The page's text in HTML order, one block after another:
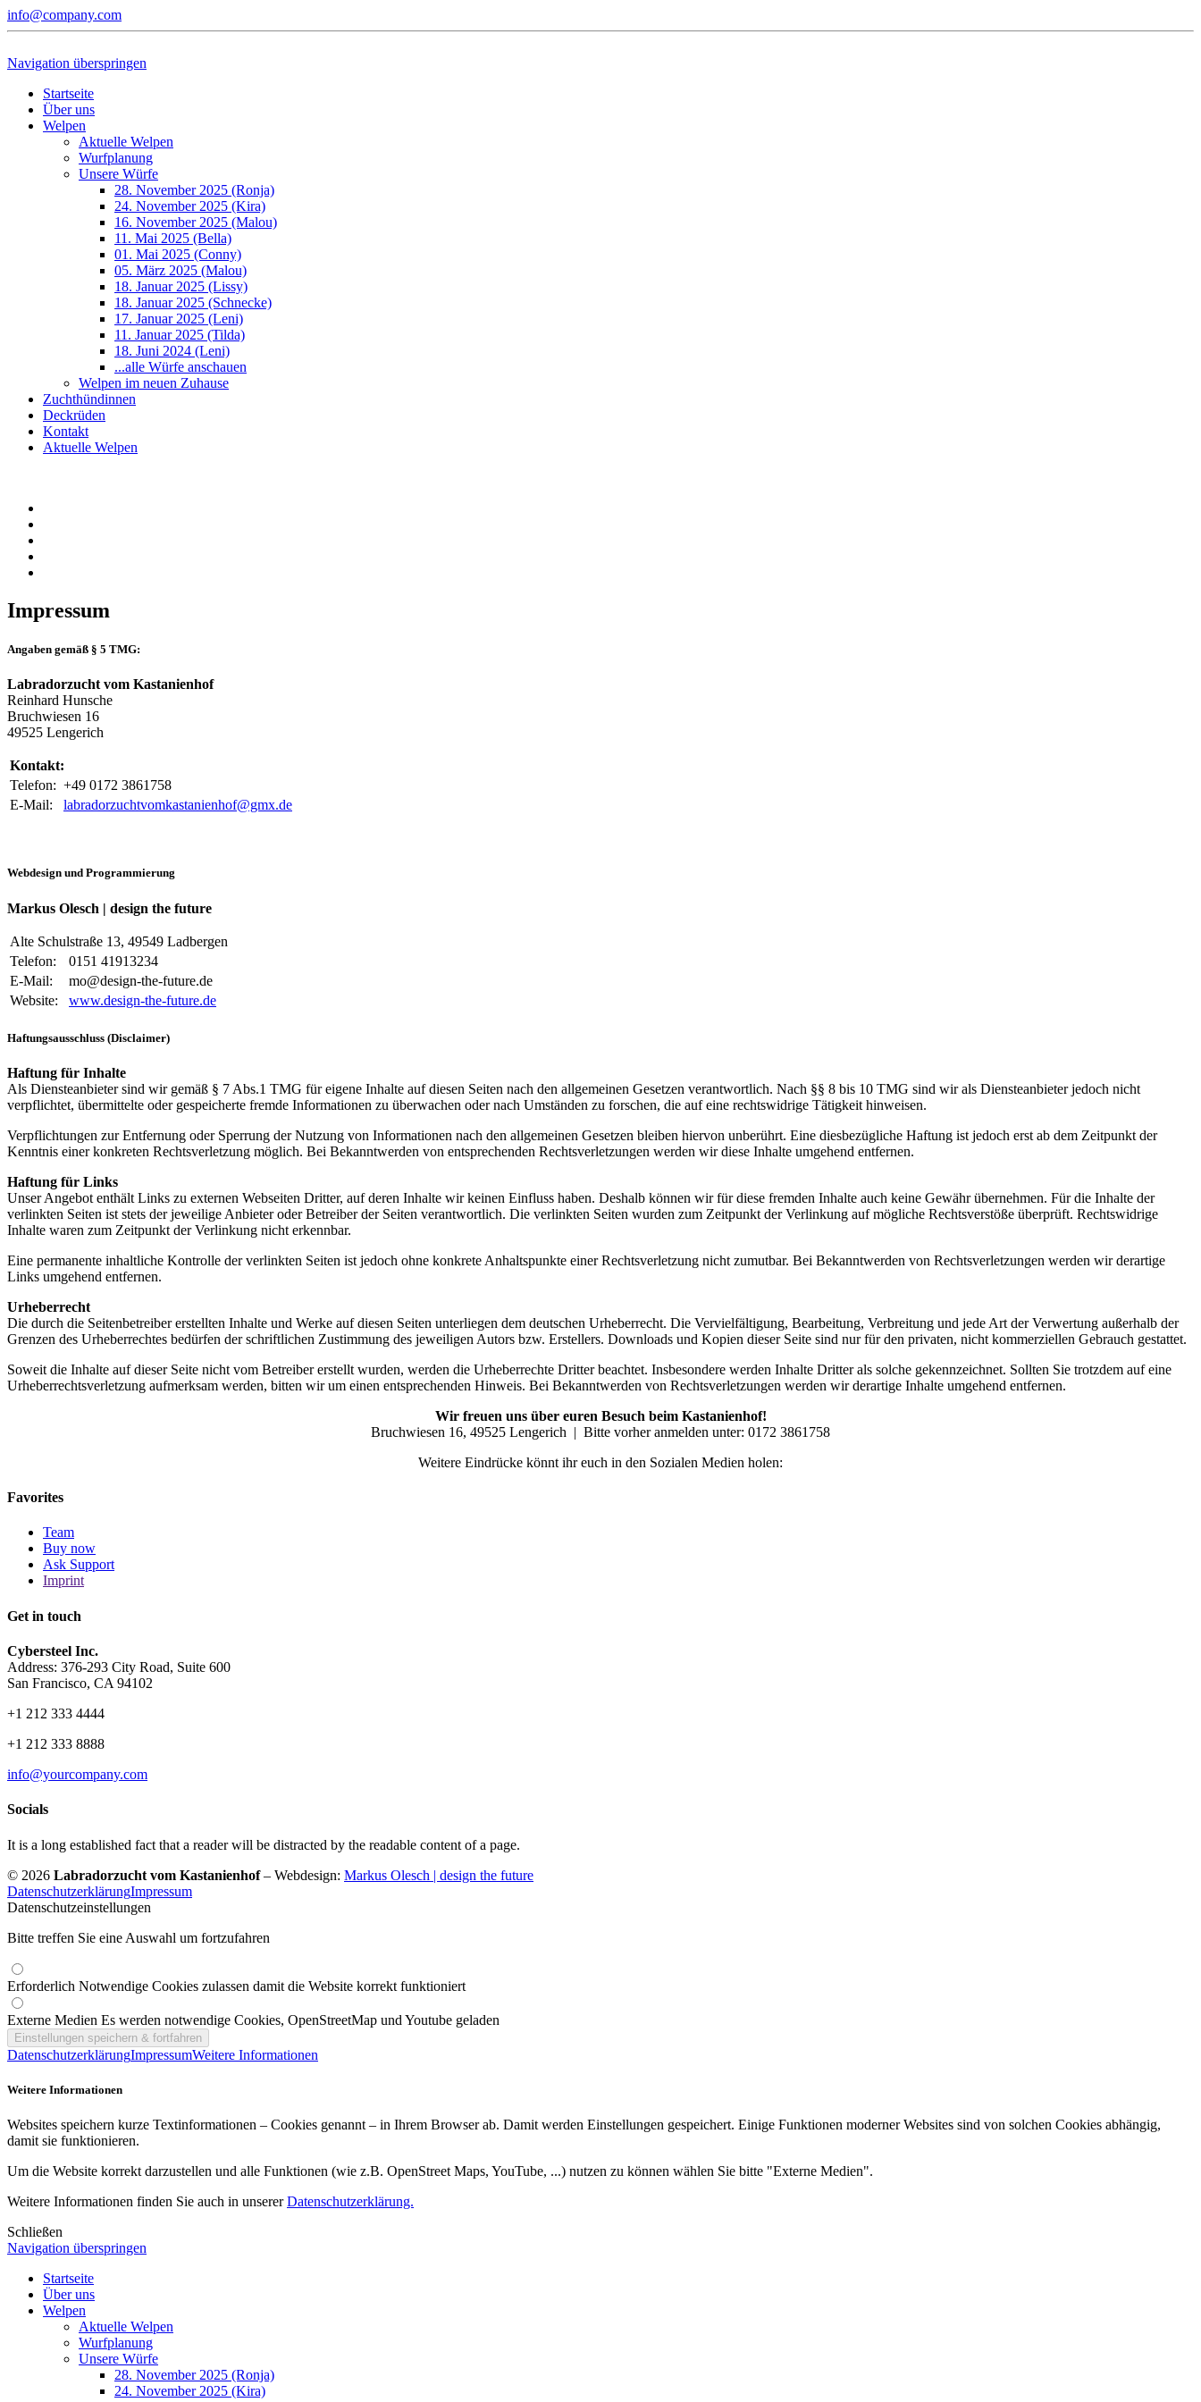
info@company.com
Navigation überspringen
Startseite
Über uns
Welpen
Aktuelle Welpen
Wurfplanung
Unsere Würfe
28. November 2025 (Ronja)
24. November 2025 (Kira)
16. November 2025 (Malou)
11. Mai 2025 (Bella)
01. Mai 2025 (Conny)
05. März 2025 (Malou)
18. Januar 2025 (Lissy)
18. Januar 2025 (Schnecke)
17. Januar 2025 (Leni)
11. Januar 2025 (Tilda)
18. Juni 2024 (Leni)
...alle Würfe anschauen
Welpen im neuen Zuhause
Zuchthündinnen
Deckrüden
Kontakt
Aktuelle Welpen
Impressum
Angaben gemäß § 5 TMG:
Labradorzucht vom Kastanienhof
Reinhard Hunsche
Bruchwiesen 16
49525 Lengerich
Kontakt:
Telefon: +49 0172 3861758
E-Mail:
labradorzuchtvomkastanienhof@gmx.de
Webdesign und Programmierung
Markus Olesch | design the future
Alte Schulstraße 13, 49549 Ladbergen
Telefon:
0151 41913234
E-Mail:
mo@design-the-future.de
Website:
www.design-the-future.de
Haftungsausschluss (Disclaimer)
Haftung für Inhalte
Als Diensteanbieter sind wir gemäß § 7 Abs.1 TMG für eigene Inhalte auf diesen Seiten nach den allgemeinen Gesetzen verantwortlich. Nach §§ 8 bis 10 TMG sind wir als Diensteanbieter jedoch nicht
verpflichtet, übermittelte oder gespeicherte fremde Informationen zu überwachen oder nach Umständen zu forschen, die auf eine rechtswidrige Tätigkeit hinweisen.
Verpflichtungen zur Entfernung oder Sperrung der Nutzung von Informationen nach den allgemeinen Gesetzen bleiben hiervon unberührt. Eine diesbezügliche Haftung ist jedoch erst ab dem Zeitpunkt der
Kenntnis einer konkreten Rechtsverletzung möglich. Bei Bekanntwerden von entsprechenden Rechtsverletzungen werden wir diese Inhalte umgehend entfernen.
Haftung für Links
Unser Angebot enthält Links zu externen Webseiten Dritter, auf deren Inhalte wir keinen Einfluss haben. Deshalb können wir für diese fremden Inhalte auch keine Gewähr übernehmen. Für die Inhalte der
verlinkten Seiten ist stets der jeweilige Anbieter oder Betreiber der Seiten verantwortlich. Die verlinkten Seiten wurden zum Zeitpunkt der Verlinkung auf mögliche Rechtsverstöße überprüft. Rechtswidrige
Inhalte waren zum Zeitpunkt der Verlinkung nicht erkennbar.
Eine permanente inhaltliche Kontrolle der verlinkten Seiten ist jedoch ohne konkrete Anhaltspunkte einer Rechtsverletzung nicht zumutbar. Bei Bekanntwerden von Rechtsverletzungen werden wir derartige
Links umgehend entfernen.
Urheberrecht
Die durch die Seitenbetreiber erstellten Inhalte und Werke auf diesen Seiten unterliegen dem deutschen Urheberrecht. Die Vervielfältigung, Bearbeitung, Verbreitung und jede Art der Verwertung außerhalb der
Grenzen des Urheberrechtes bedürfen der schriftlichen Zustimmung des jeweiligen Autors bzw. Erstellers. Downloads und Kopien dieser Seite sind nur für den privaten, nicht kommerziellen Gebrauch gestattet.
Soweit die Inhalte auf dieser Seite nicht vom Betreiber erstellt wurden, werden die Urheberrechte Dritter beachtet. Insbesondere werden Inhalte Dritter als solche gekennzeichnet. Sollten Sie trotzdem auf eine
Urheberrechtsverletzung aufmerksam werden, bitten wir um einen entsprechenden Hinweis. Bei Bekanntwerden von Rechtsverletzungen werden wir derartige Inhalte umgehend entfernen.
Wir freuen uns über euren Besuch beim Kastanienhof!
Bruchwiesen 16, 49525 Lengerich | Bitte vorher anmelden unter: 0172 3861758
Weitere Eindrücke könnt ihr euch in den Sozialen Medien holen:
Favorites
Team
Buy now
Ask Support
Imprint
Get in touch
Cybersteel Inc.
Address: 376-293 City Road, Suite 600
San Francisco, CA 94102
+1 212 333 4444
+1 212 333 8888
info@yourcompany.com
Socials
It is a long established fact that a reader will be distracted by the readable content of a page.
© 2026 Labradorzucht vom Kastanienhof– Webdesign: Markus Olesch | design the future
DatenschutzerklärungImpressum
Datenschutzeinstellungen
Bitte treffen Sie eine Auswahl um fortzufahren
Erforderlich Notwendige Cookies zulassen damit die Website korrekt funktioniert
Externe Medien Es werden notwendige Cookies, OpenStreetMap und Youtube geladen
DatenschutzerklärungImpressumWeitere Informationen
Weitere Informationen
Websites speichern kurze Textinformationen – Cookies genannt – in Ihrem Browser ab. Damit werden Einstellungen gespeichert. Einige Funktionen moderner Websites sind von solchen Cookies abhängig,
damit sie funktionieren.
Um die Website korrekt darzustellen und alle Funktionen (wie z.B. OpenStreet Maps, YouTube, ...) nutzen zu können wählen Sie bitte "Externe Medien".
Weitere Informationen finden Sie auch in unsererDatenschutzerklärung.
Schließen
Navigation überspringen
Startseite
Über uns
Welpen
Aktuelle Welpen
Wurfplanung
Unsere Würfe
28. November 2025 (Ronja)
24. November 2025 (Kira)